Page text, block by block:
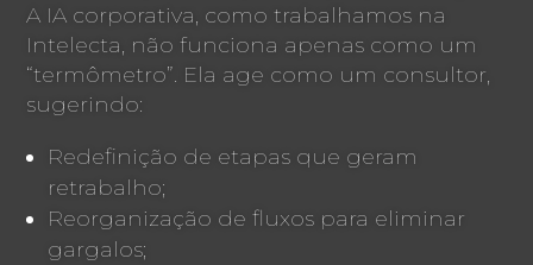
A IA corporativa, como trabalhamos na
Intelecta, não funciona apenas como um
“termômetro”. Ela age como um consultor,
sugerindo:
Redefinição de etapas que geram
retrabalho;
Reorganização de fluxos para eliminar
gargalos;